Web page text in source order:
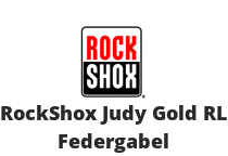
RockShox Judy Gold RL
Federgabel